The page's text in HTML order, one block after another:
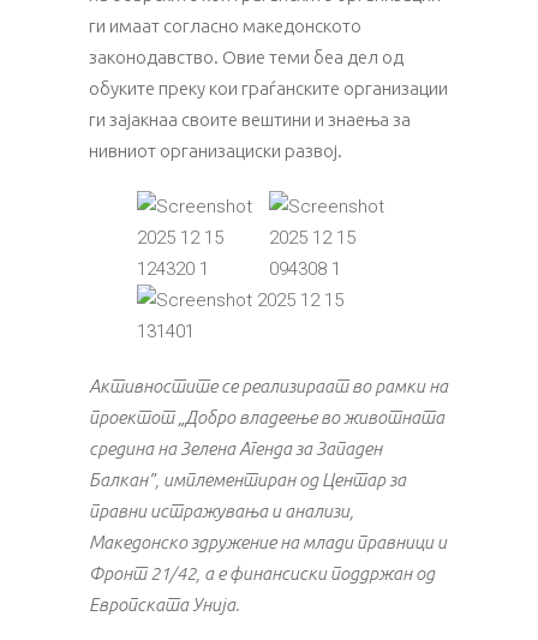
ги имаат согласно македонското
законодавство. Овие теми беа дел од
обуките преку кои граѓанските организации
ги зајакнаа своите вештини и знаења за
нивниот организациски развој.
Активностите се реализираат во рамки на
проектот „Добро владеење во животната
средина на Зелена Агенда за Западен
Балкан”, имплементиран од Центар за
правни истражувања и анализи,
Македонско здружение на млади правници и
Фронт 21/42, а е финансиски поддржан од
Европската Унија.